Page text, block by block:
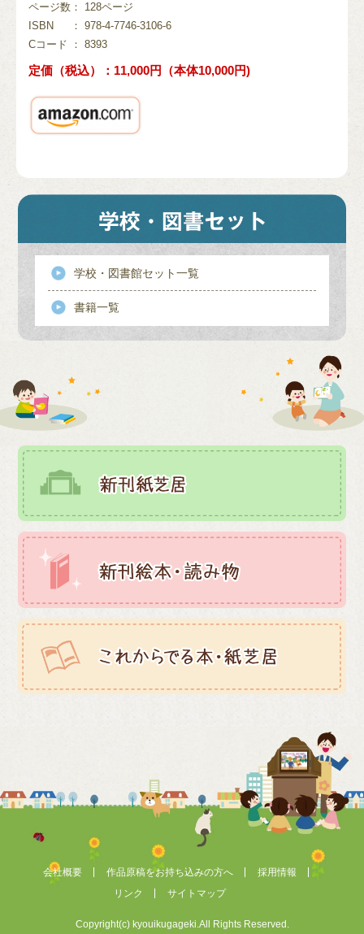
ページ数 ： 128ページ
ISBN
： 978-4-7746-3106-6
Cコード
： 8393
定価（税込）：11,000円（本体10,000円)
学校・図書館セット一覧
書籍一覧
会社概要 作品原稿をお持ち込みの方へ
採用情報
リンク
サイトマップ
Copyright(c) kyouikugageki.All Rights Reserved.